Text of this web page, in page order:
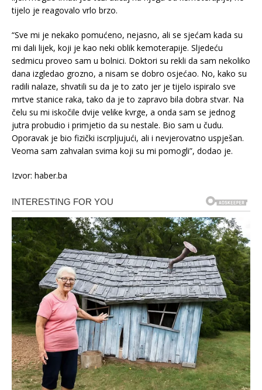
tijelo je reagovalo vrlo brzo.
“Sve mi je nekako pomućeno, nejasno, ali se sjećam kada su
mi dali lijek, koji je kao neki oblik kemoterapije. Sljedeću
sedmicu proveo sam u bolnici. Doktori su rekli da sam nekoliko
dana izgledao grozno, a nisam se dobro osjećao. No, kako su
radili nalaze, shvatili su da je to zato jer je tijelo ispiralo sve
mrtve stanice raka, tako da je to zapravo bila dobra stvar. Na
čelu su mi iskočile dvije velike kvrge, a onda sam se jednog
jutra probudio i primjetio da su nestale. Bio sam u čudu.
Oporavak je bio fizički iscrpljujući, ali i nevjerovatno uspješan.
Veoma sam zahvalan svima koji su mi pomogli”, dodao je.
Izvor: haber.ba